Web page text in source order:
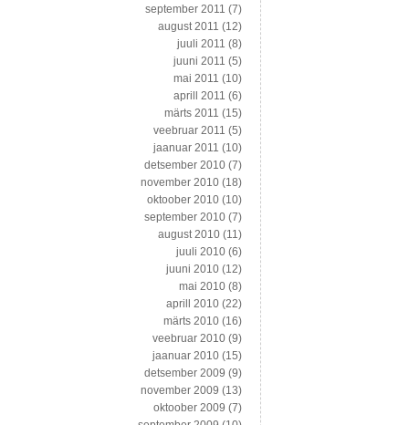
september 2011 (7)
august 2011 (12)
juuli 2011 (8)
juuni 2011 (5)
mai 2011 (10)
aprill 2011 (6)
märts 2011 (15)
veebruar 2011 (5)
jaanuar 2011 (10)
detsember 2010 (7)
november 2010 (18)
oktoober 2010 (10)
september 2010 (7)
august 2010 (11)
juuli 2010 (6)
juuni 2010 (12)
mai 2010 (8)
aprill 2010 (22)
märts 2010 (16)
veebruar 2010 (9)
jaanuar 2010 (15)
detsember 2009 (9)
november 2009 (13)
oktoober 2009 (7)